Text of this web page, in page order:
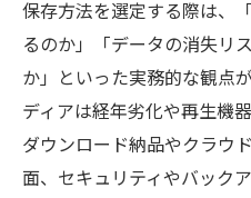
保存方法を選定する際は、
るのか」「データの消失リ
か」といった実務的な観点
ディアは経年劣化や再生機
ダウンロード納品やクラウ
面、セキュリティやバック